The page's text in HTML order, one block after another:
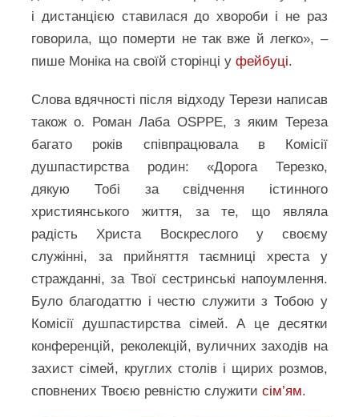
і дистанцією ставилася до хвороби і не раз
говорила, що померти не так вже й легко», –
пише Моніка на своїй сторінці уфейбуці.
Слова вдячності після відходу Терези написав
також о. Роман Лаба OSPPE, з яким Тереза
багато років співпрацювала в Комісії
душпастирства родин: «Дорога Терезко,
дякую Тобі за свідчення істинного
християнського життя, за те, що являла
радість Христа Воскреслого у своєму
служінні, за прийняття таємниці хреста у
стражданні, за Твої сестринські напоумлення.
Було благодаттю і честю служити з Тобою у
Комісії душпастирства сімей. А це десятки
конференцій, реколекцій, вуличних заходів на
захист сімей, круглих столів і щирих розмов,
сповнених Твоєю ревністю служитисім’ям.